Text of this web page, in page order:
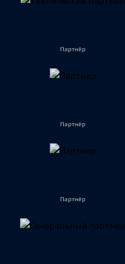
Партнёр
Партнёр
Партнёр